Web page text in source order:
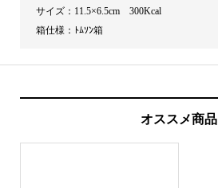
サイズ：11.5×6.5cm 300Kcal
箱仕様：ﾄﾑｿﾝ箱
オススメ商品